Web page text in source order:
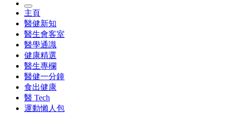
主頁
醫健新知
醫生會客室
醫學通識
健康精選
醫生專欄
醫健一分鐘
食出健康
醫 Tech
運動懶人包